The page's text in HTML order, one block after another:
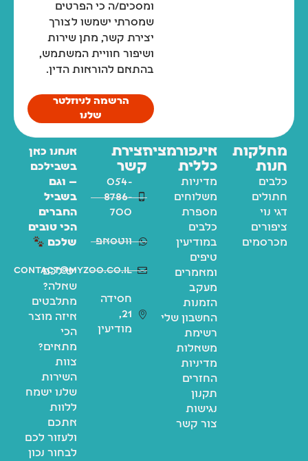
ומסכים/ה כי הפרטים
שמסרתי ישמשו לצורך
יצירת קשר, מתן שירות
ושיפור חוויית המשתמש,
בהתאם להוראות הדין.
הרשמה לניוזלטר
שלנו
מחלקות
חנות
כלבים
חתולים
דגי נוי
ציפורים
מכרסמים
אינפורמציה
כללית
מדיניות
משלוחים
מספרת
כלבים
במודיעין
טיפים
ומאמרים
מעקב
הזמנות
החשבון שלי
רשימת
משאלות
מדיניות
החזרים
תקנון
נגישות
צור קשר
יצירת
קשר
054-
8786-
700
ווטסאפ
contact@myzoo.co.il
חסידה
21,
מודיעין
אנחנו כאן
בשבילכם
— וגם
בשביל
החברים
הכי טובים
שלכם
יש לכם
שאלה?
מתלבטים
איזה מוצר
הכי
מתאים?
צוות
השירות
שלנו ישמח
ללוות
אתכם
ולעזור לכם
לבחור נכון